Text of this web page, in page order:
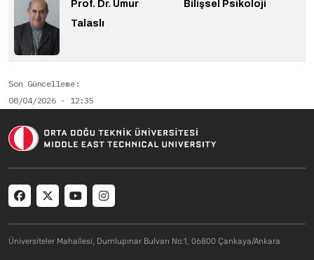
Prof. Dr. Umur
Talaslı
Bilişsel Psikoloji
Son Güncelleme
08/04/2026 - 12:35
Social menu
Üniversiteler Mahallesi, Dumlupınar Bulvarı No:1, 06800 Çankaya/Ankara